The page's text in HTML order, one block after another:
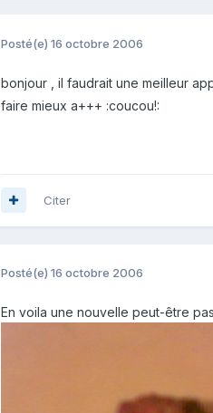
Posté(e) 16 octobre 2006
bonjour , il faudrait une meilleur
faire mieux a+++ :coucou!:
Citer
Posté(e) 16 octobre 2006
En voila une nouvelle peut-être